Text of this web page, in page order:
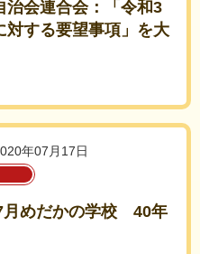
治会連合会：「令和3
対する要望事項」を大
年07月17日
月めだかの学校 40年